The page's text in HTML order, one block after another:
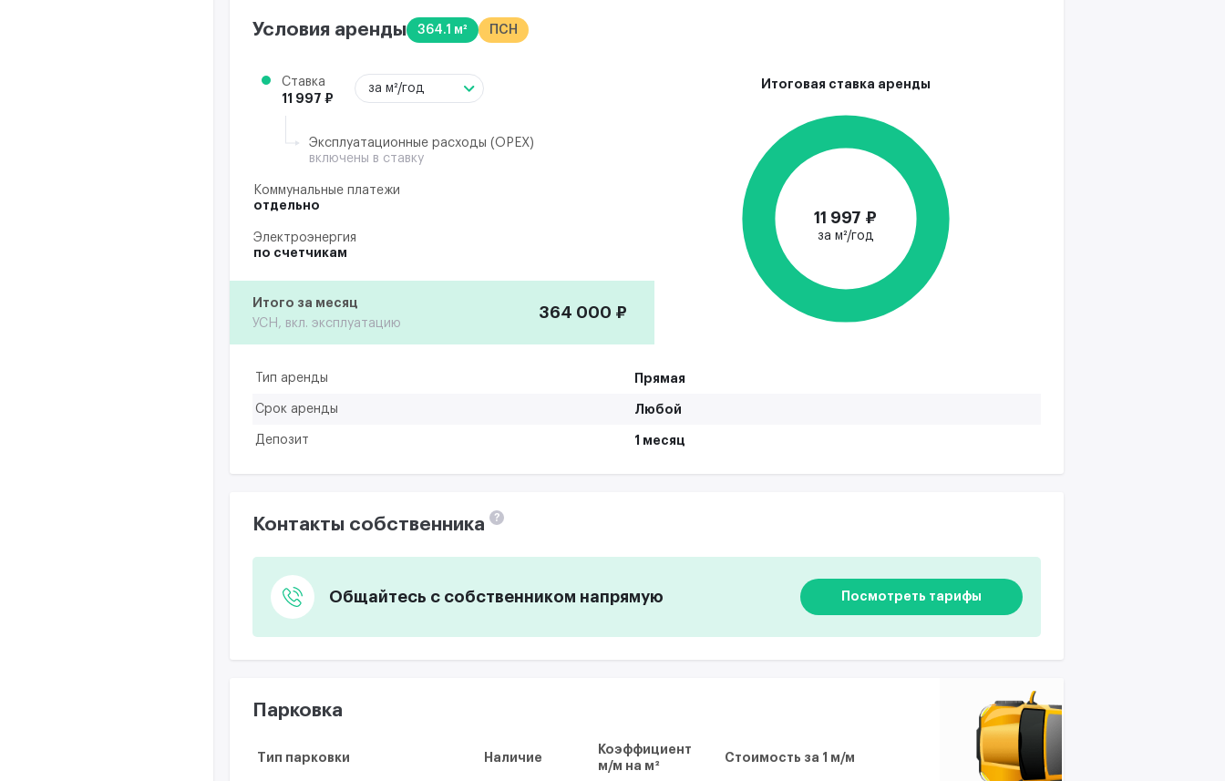
Условия аренды 364.1 м² ПСН
Ставка
11 997 ₽
за м²/год
Эксплуатационные расходы (ОРЕХ)
включены в ставку
Коммунальные платежи
отдельно
Электроэнергия
по счетчикам
Итого за месяц
УСН, вкл. эксплуатацию
364 000 ₽
Итоговая ставка аренды
11 997 ₽
за м²/год
Тип аренды Прямая
Срок аренды Любой
Депозит 1 месяц
Контакты собственника ?
Общайтесь с собственником напрямую Посмотреть тарифы
Парковка
Тип парковки Наличие
Коэффициент
м/м на м²
Стоимость за 1 м/м